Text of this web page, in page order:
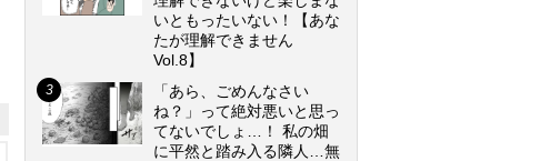
いともったいない！【あな
たが理解できません
Vol.8】
「あら、ごめんなさい
ね？」って絶対悪いと思っ
てないでしょ…！ 私の畑
に平然と踏み入る隣人…無